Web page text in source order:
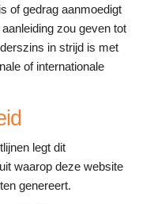
of gedrag aanmoedigt
zou geven tot
in strijd is met
of internationale
legt dit
waarop deze website
genereert.